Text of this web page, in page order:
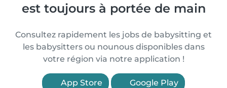
est toujours à portée de main
Consultez rapidement les jobs de babysitting et
les babysitters ou nounous disponibles dans
votre région via notre application !
App Store Google Play